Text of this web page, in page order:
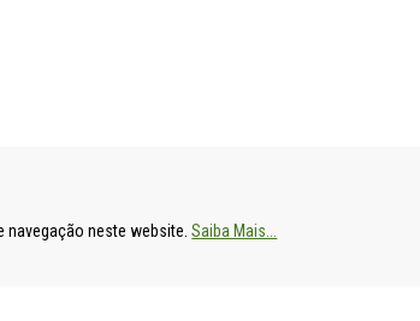
navegação neste website.Saiba Mais...
DE S. FRANCISCO XAVIER